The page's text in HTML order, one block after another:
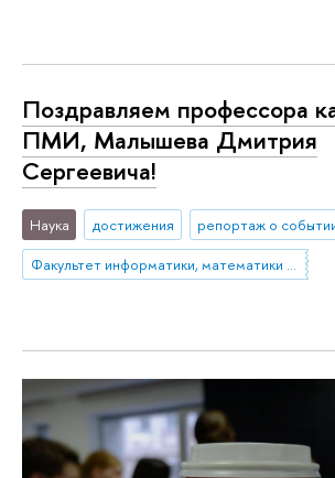
Поздравляем профессора
ПМИ, Малышева Дмитрия
Сергеевича!
Наука достижения репортаж о
Факультет информатики, математики и компьютерных наук (Нижний Новгород)